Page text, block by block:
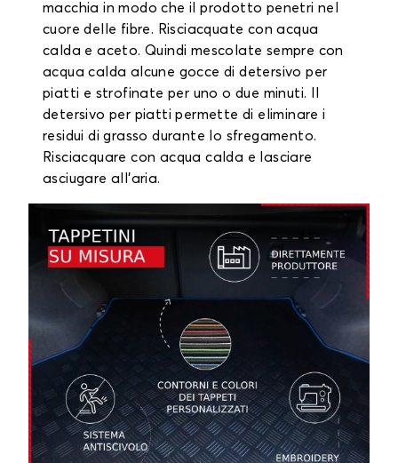
macchia in modo che il prodotto penetri nel
cuore delle fibre. Risciacquate con acqua
calda e aceto. Quindi mescolate sempre con
acqua calda alcune gocce di detersivo per
piatti e strofinate per uno o due minuti. Il
detersivo per piatti permette di eliminare i
residui di grasso durante lo sfregamento.
Risciacquare con acqua calda e lasciare
asciugare all'aria.